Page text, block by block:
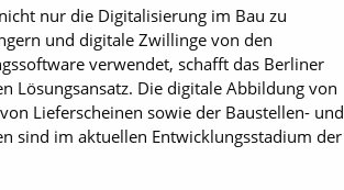
nur die Digitalisierung im Bau zu
und digitale Zwillinge von den
verwendet, schafft das Berliner
Lösungsansatz. Die digitale Abbildung von
Lieferscheinen sowie der Baustellen- und
sind im aktuellen Entwicklungsstadium der